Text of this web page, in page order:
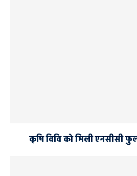
कृषि विवि को मिली एनसीसी